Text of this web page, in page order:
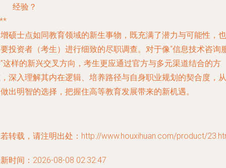
经验？
硕士点如同教育领域的新生事物，既充满了潜力与可能性，也
投资者（考生）进行细致的尽职调查。对于像“信息技术咨询
这样的新兴交叉方向，考生更应通过官方与多元渠道结合的方
深入理解其内在逻辑、培养路径与自身职业规划的契合度，从
出明智的选择，把握住高等教育发展带来的新机遇。
转载，请注明出处：http://www.houxihuan.com/product/
时间：2026-08-08 02:32:47